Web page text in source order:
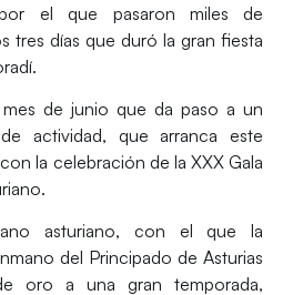
el que pasaron miles de
tres días que duró la gran fiesta
mes de junio que da paso a un
actividad, que arranca este
la celebración de laXXX Gala
.
asturiano, con el que la
del Principado de Asturias
oro a una gran temporada,